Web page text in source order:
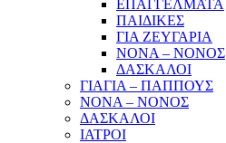
ΕΠΑΓΓΕΛΜΑΤΑ
ΠΑΙΔΙΚΕΣ
ΓΙΑ ΖΕΥΓΑΡΙΑ
ΝΟΝΑ – ΝΟΝΟΣ
ΔΑΣΚΑΛΟΙ
ΓΙΑΓΙΑ – ΠΑΠΠΟΥΣ
ΝΟΝΑ – ΝΟΝΟΣ
ΔΑΣΚΑΛΟΙ
ΙΑΤΡΟΙ